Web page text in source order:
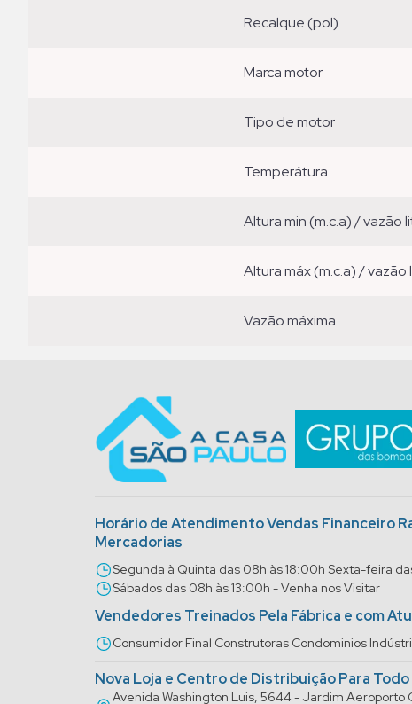
recalque (pol)
marca motor
tipo de motor
temperátura
altura min (m.c.a) / vazão
altura máx (m.c.a) /
vazão máxima
Horário de Atendimento Vendas Financeiro
Mercadorias
Segunda à Quinta das 08h às 18:00h Sexta-feira
Sábados das 08h às 13:00h - Venha nos Visitar
Vendedores Treinados Pela Fábrica e com
Consumidor Final Construtoras Condominios
Nova Loja e Centro de Distribuição Para
Avenida Washington Luis, 5644 - Jardim Aeroporto